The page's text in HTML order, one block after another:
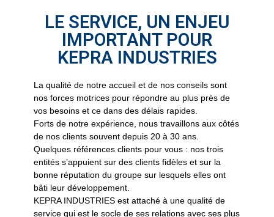
LE SERVICE, UN ENJEU
IMPORTANT POUR
KEPRA INDUSTRIES
La qualité de notre accueil et de nos conseils sont
nos forces motrices pour répondre au plus près de
vos besoins et ce dans des délais rapides.
Forts de notre expérience, nous travaillons aux côtés
de nos clients souvent depuis 20 à 30 ans.
Quelques références clients pour vous : nos trois
entités s’appuient sur des clients fidèles et sur la
bonne réputation du groupe sur lesquels elles ont
bâti leur développement.
KEPRA INDUSTRIES est attaché à une qualité de
service qui est le socle de ses relations avec ses plus